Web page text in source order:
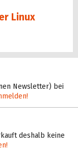
Linux
Newsletter) bei
deshalb keine